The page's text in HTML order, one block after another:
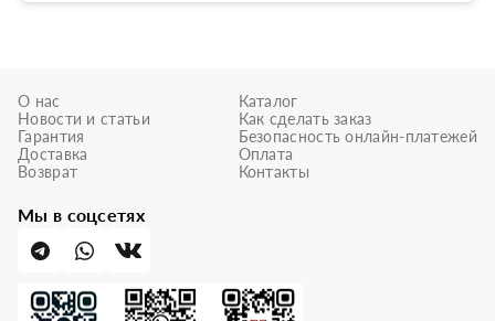
О нас
Новости и статьи
Гарантия
Доставка
Возврат
Каталог
Как сделать заказ
Безопасность онлайн-платежей
Оплата
Контакты
Мы в соцсетях